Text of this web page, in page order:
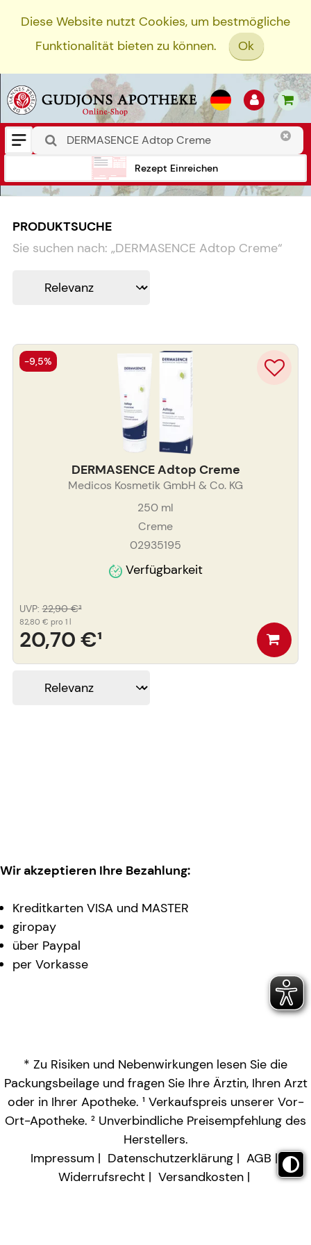
Diese Website nutzt Cookies, um bestmögliche
Funktionalität bieten zu können.
Ok
Rezept Einreichen
PRODUKTSUCHE
Sie suchen nach: „DERMASENCE Adtop Creme“
DERMASENCE Adtop Creme
Medicos Kosmetik GmbH & Co. KG
250 ml
Creme
02935195
Verfügbarkeit
20,70 €¹
UVP: 22,90 €³
82,80 € pro 1 l
-9,5%
Wir akzeptieren Ihre Bezahlung:
Kreditkarten VISA und MASTER
giropay
über Paypal
per Vorkasse
* Zu Risiken und Nebenwirkungen lesen Sie die
Packungsbeilage und fragen Sie Ihre Ärztin, Ihren Arzt
oder in Ihrer Apotheke. ¹ Verkaufspreis unserer Vor-
Ort-Apotheke. ² Unverbindliche Preisempfehlung des
Herstellers.
Impressum
Datenschutzerklärung
AGB
Widerrufsrecht
Versandkosten